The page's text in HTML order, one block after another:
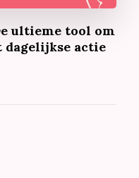
ultieme tool om
dagelijkse actie